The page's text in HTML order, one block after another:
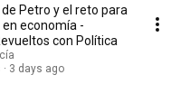
Petro y el reto para
economía -
con Política
3 days ago